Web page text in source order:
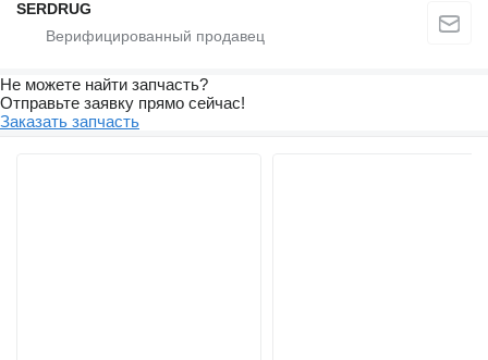
SERDRUG
Не можете найти запчасть?
Отправьте заявку прямо сейчас!
Заказать запчасть